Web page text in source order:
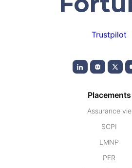
Trustpilot
Placements
Assurance vie
SCPI
LMNP
PER